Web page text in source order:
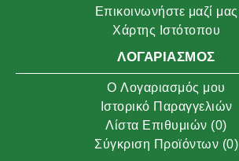
Επικοινωνήστε μαζί μας
Χάρτης Ιστότοπου
ΛΟΓΑΡΙΑΣΜΌΣ
O Λογαριασμός μου
Ιστορικό Παραγγελιών
Λίστα Επιθυμιών (0)
Σύγκριση Προϊόντων (0)